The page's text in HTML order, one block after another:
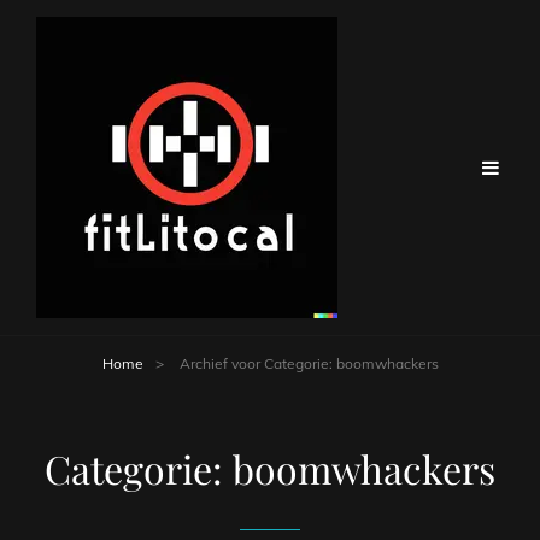
Home > Archief voor Categorie: boomwhackers
Categorie: boomwhackers